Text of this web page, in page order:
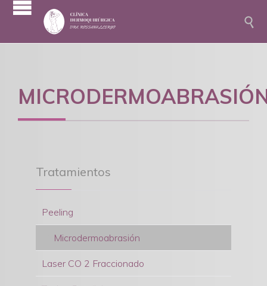

Tratamientos
Peeling
Microdermoabrasión
Laser CO 2 Fraccionado